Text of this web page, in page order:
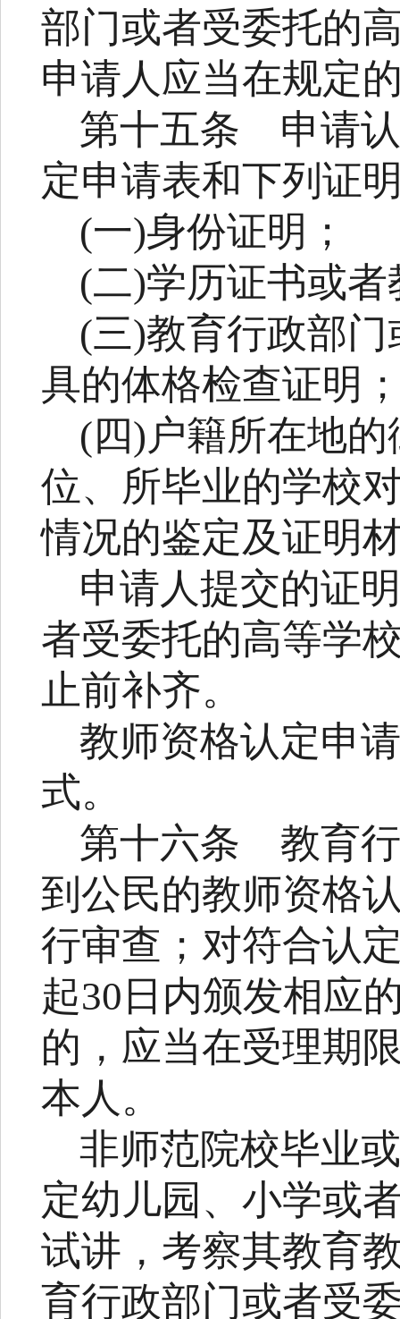
部门或者受委托的
申请人应当在规定
第十五条 申请
定申请表和下列证
(一)身份证明；
(二)学历证书或
(三)教育行政部
具的体格检查证明
(四)户籍所在地
位、所毕业的学校
情况的鉴定及证明
申请人提交的证
者受委托的高等学
止前补齐。
教师资格认定申
式。
第十六条 教育
到公民的教师资格
行审查；对符合认
起30 日内颁发相应
的，应当在受理期
本人。
非师范院校毕业
定幼儿园、小学或
试讲，考察其教育
育行政部门或者受